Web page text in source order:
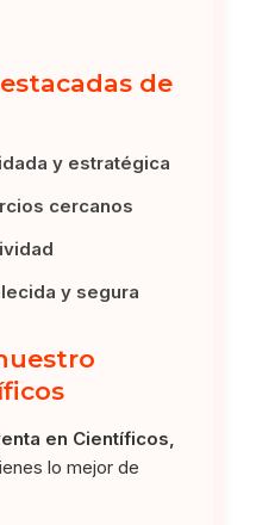
de
y estratégica
cercanos
y segura
en Científicos,
lo mejor de